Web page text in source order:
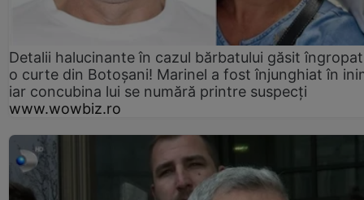
Detalii halucinante în cazul bărbatului găsit
o curte din Botoșani! Marinel a fost înjunghiat în
iar concubina lui se numără printre suspecți
www.wowbiz.ro